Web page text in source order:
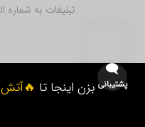
تبلیغات به شماره الف – 115 در
بزن اینجا تا
🗨️
پشتیبانی